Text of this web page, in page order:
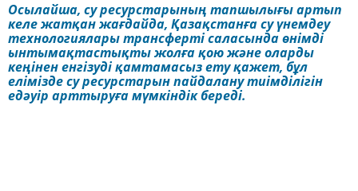
Осылайша, су ресурстарының тапшылығы артып
келе жатқан жағдайда, Қазақстанға су үнемдеу
технологиялары трансферті саласында өнімді
ынтымақтастықты жолға қою және оларды
кеңінен енгізуді қамтамасыз ету қажет, бұл
елімізде су ресурстарын пайдалану тиімділігін
едәуір арттыруғамүмкіндік береді.